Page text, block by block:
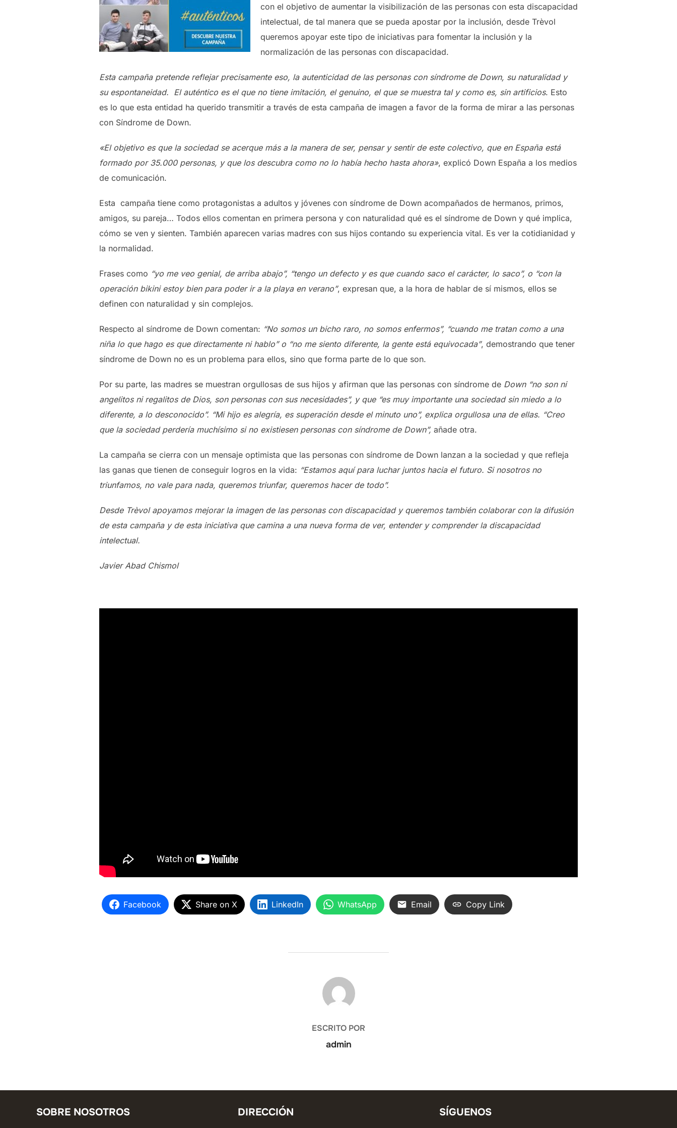
con el objetivo de aumentar la visibilización de las personas con esta discapacidad
intelectual, de tal manera que se pueda apostar por la inclusión, desde Trèvol
queremos apoyar este tipo de iniciativas para fomentar la inclusión y la
normalización de las personas con discapacidad.
Esta campaña pretende reflejar precisamente eso, la autenticidad de las personas con síndrome de Down, su naturalidad y
su espontaneidad. El auténtico es el que no tiene imitación, el genuino, el que se muestra tal y como es, sin artificios. Esto
es lo que esta entidad ha querido transmitir a través de esta campaña de imagen a favor de la forma de mirar a las personas
con Síndrome de Down.
«El objetivo es que la sociedad se acerque más a la manera de ser, pensar y sentir de este colectivo, que en España está
formado por 35.000 personas, y que los descubra como no lo había hecho hasta ahora», explicó Down España a los medios
de comunicación.
Esta campaña tiene como protagonistas a adultos y jóvenes con síndrome de Down acompañados de hermanos, primos,
amigos, su pareja… Todos ellos comentan en primera persona y con naturalidad qué es el síndrome de Down y qué implica,
cómo se ven y sienten. También aparecen varias madres con sus hijos contando su experiencia vital. Es ver la cotidianidad y
la normalidad.
Frases como “yo me veo genial, de arriba abajo”, “tengo un defecto y es que cuando saco el carácter, lo saco”, o “con la
operación bikini estoy bien para poder ir a la playa en verano”, expresan que, a la hora de hablar de sí mismos, ellos se
definen con naturalidad y sin complejos.
Respecto al síndrome de Down comentan: “No somos un bicho raro, no somos enfermos”, “cuando me tratan como a una
niña lo que hago es que directamente ni hablo” o “no me siento diferente, la gente está equivocada”, demostrando que tener
síndrome de Down no es un problema para ellos, sino que forma parte de lo que son.
Por su parte, las madres se muestran orgullosas de sus hijos y afirman que las personas con síndrome de Down “no son ni
angelitos ni regalitos de Dios, son personas con sus necesidades”, y que “es muy importante una sociedad sin miedo a lo
diferente, a lo desconocido”. “Mi hijo es alegría, es superación desde el minuto uno”, explica orgullosa una de ellas. “Creo
que la sociedad perdería muchísimo si no existiesen personas con síndrome de Down”, añade otra.
La campaña se cierra con un mensaje optimista que las personas con síndrome de Down lanzan a la sociedad y que refleja
las ganas que tienen de conseguir logros en la vida: “Estamos aquí para luchar juntos hacia el futuro. Si nosotros no
triunfamos, no vale para nada, queremos triunfar, queremos hacer de todo”.
Desde Trèvol apoyamos mejorar la imagen de las personas con discapacidad y queremos también colaborar con la difusión
de esta campaña y de esta iniciativa que camina a una nueva forma de ver, entender y comprender la discapacidad
intelectual.
Javier Abad Chismol
Facebook Share on X LinkedIn WhatsApp Email Copy Link
AUTOR DE LA ENTRADA
ESCRITO POR
admin
SOBRE NOSOTROS DIRECCIÓN SÍGUENOS